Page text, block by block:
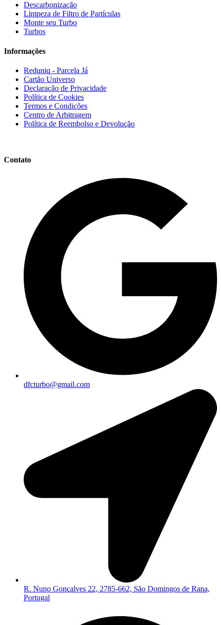
Descarbonização
Limpeza de Filtro de Partículas
Monte seu Turbo
Turbos
Informações
Reduniq - Parcela Já
Cartão Universo
Declaração de Privacidade
Política de Cookies
Termos e Condições
Centro de Arbitragem
Política de Reembolso e Devolução
Contato
dfcturbo@gmail.com
R. Nuno Gonçalves 22, 2785-662, São Domingos de Rana,
Portugal